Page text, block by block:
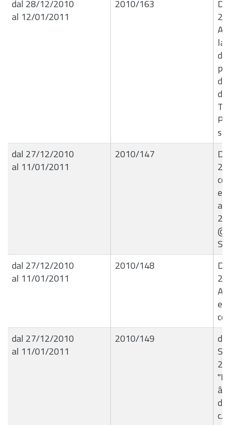
dal 28/12/2010
al 12/01/2011
2010/163
la
dal 27/12/2010
al 11/01/2011
2010/147
e
dal 27/12/2010
al 11/01/2011
2010/148
e
dal 27/12/2010
al 11/01/2011
2010/149
di
c.